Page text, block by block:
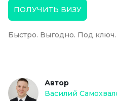
ПОЛУЧИТЬ ВИЗУ
Быстро. Выгодно. Под ключ.
Автор
Василий